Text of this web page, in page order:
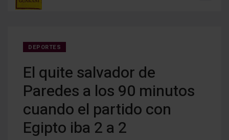
DEPORTES
El quite salvador de
Paredes a los 90 minutos
cuando el partido con
Egipto iba 2 a 2